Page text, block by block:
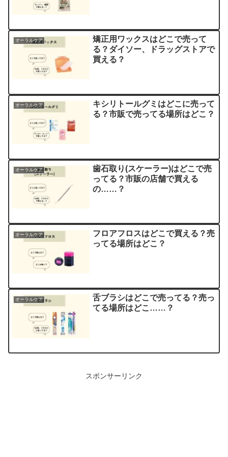
オーラルケア
矯正用ワックスはどこで売って
る？ダイソー、ドラッグストアで
買える？
オーラルケア
キシリトールグミはどこに売って
る？市販で売ってる場所はどこ？
オーラルケア
歯石取り(スケーラー)はどこで売
ってる？市販の店舗で買える
の……？
オーラルケア
フロアフロスはどこで買える？売
ってる場所はどこ？
オーラルケア
舌ブラシはどこで売ってる？売っ
てる場所はどこ……？
スポンサーリンク